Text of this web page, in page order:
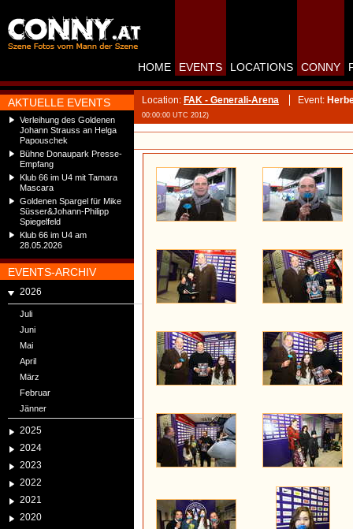
AKTUELLE EVENTS
Verleihung des Goldenen
Johann Strauss an Helga
Papouschek
Bühne Donaupark Presse-
Empfang
Klub 66 im U4 mit Tamara
Mascara
Goldenen Spargel für Mike
Süsser&Johann-Philipp
Spiegelfeld
Klub 66 im U4 am
28.05.2026
EVENTS-ARCHIV
2026
Juli
Juni
Mai
April
März
Februar
Jänner
2025
2024
2023
2022
2021
2020
HOME EVENTS LOCATIONS CONNY
Location: FAK - Generali-Arena Event:
00:00:00 UTC 2012)